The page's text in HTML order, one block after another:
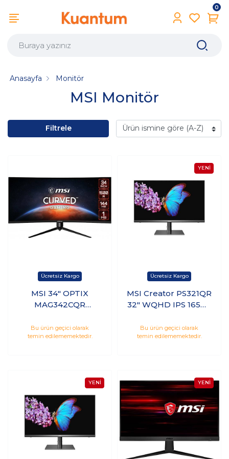
0
MSI Monitör
Anasayfa Monitör
Filtrele
MSI 34" OPTIX
MAG342CQR
CURVE 1500R VA
144HZ 1MS
Bu ürün geçici olarak
temin edilememektedir.
MSI Creator PS321QR
32" WQHD IPS 165Hz
HDR600 Monitör
Bu ürün geçici olarak
temin edilememektedir.